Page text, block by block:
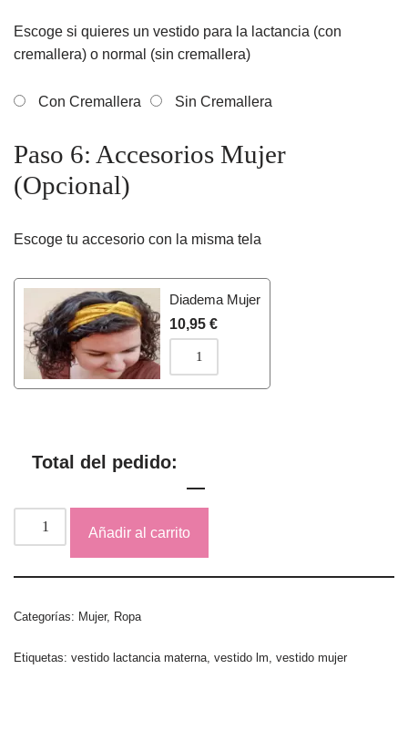
Escoge si quieres un vestido para la lactancia (con
cremallera) o normal (sin cremallera)
Con Cremallera Sin Cremallera
Paso 6: Accesorios Mujer
(Opcional)
Escoge tu accesorio con la misma tela
Diadema Mujer
10,95 €
Total del pedido:
Añadir al carrito
Categorías: Mujer, Ropa
Etiquetas: vestido lactancia materna vestido lm vestido mujer